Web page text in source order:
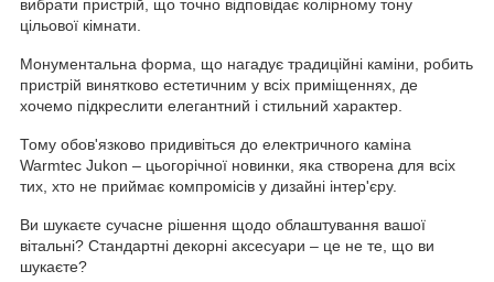
Ви шукаєте сучасне рішення щодо облаштування вашої
вітальні? Стандартні декорні аксесуари – це не те, що ви
шукаєте?
Тому обов'язково придивіться до електричного каміна
Warmtec Jukon – цьогорічної новинки, яка створена для всіх
тих, хто не приймає компромісів у дизайні інтер'єру.
Монументальна форма, що нагадує традиційні каміни, робить
пристрій винятково естетичним у всіх приміщеннях, де
хочемо підкреслити елегантний і стильний характер.
вибрати пристрій, що точно відповідає колірному тону
цільової кімнати.